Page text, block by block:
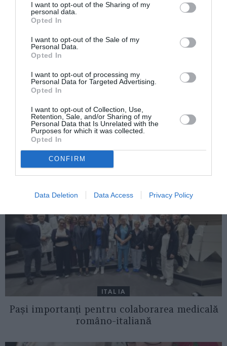
I want to opt-out of the Sharing of my
personal data.
Opted In
I want to opt-out of the Sale of my
Personal Data.
Opted In
I want to opt-out of processing my
Personal Data for Targeted Advertising.
Opted In
I want to opt-out of Collection, Use,
Retention, Sale, and/or Sharing of my
Personal Data that Is Unrelated with the
Purposes for which it was collected.
Opted In
CONFIRM
Data Deletion Data Access Privacy Policy
STIRI ITALIA
Articolul anterior
”Ați lucrat sau lucrați în construcții în
Italia? Este posibil să aveți sume de bani
strânse pe care nu le-ați ridicat”
Următorul articol
nu vor putea lucra
AȚI PUTEA DORI DE
ASEMENEA
ITALIA
Pași importanți pentru colaborarea medicală
româno-italiană